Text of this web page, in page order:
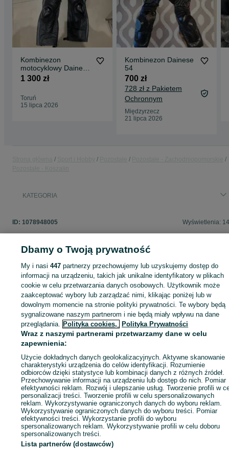
Kombinezon
motocyklowy Dainese
jak nowy size 54 (52)
1 300 zł
Toruń
15 lipca 2026
Kombinezon Dainese
54
700 zł
728 zł z Pakietem
Ochronnym
Międzyrzecz
21 lipca 2026
KATEGORIA
ID: 1078948005 Wyświetlenia:
Zaloguj się lub załóż konto na OLX, aby skontaktować się z
sprzedającym
Zaloguj się / Załóż konto
Kup
Dbamy o Twoją prywatność
My i nasi447 partnerzy przechowujemy lub uzyskujemy dostęp do
informacji na urządzeniu, takich jak unikalne identyfikatory w plikach
cookie w celu przetwarzania danych osobowych. Użytkownik może
zaakceptować wybory lub zarządzać nimi, klikając poniżej lub w
dowolnym momencie na stronie polityki prywatności. Te wybory będą
sygnalizowane naszym partnerom i nie będą miały wpływu na dane
przeglądania. Polityka cookies, Polityka Prywatności
Wraz z naszymi partnerami przetwarzamy dane w celu
zapewnienia:
Użycie dokładnych danych geolokalizacyjnych. Aktywne skanowanie
charakterystyki urządzenia do celów identyfikacji. Rozumienie
odbiorców dzięki statystyce lub kombinacji danych z różnych źródeł.
Przechowywanie informacji na urządzeniu lub dostęp do nich. Pomiar
efektywności reklam. Rozwój i ulepszanie usług. Tworzenie profili w
personalizacji treści. Tworzenie profili w celu spersonalizowanych
reklam. Wykorzystywanie ograniczonych danych do wyboru reklam.
Wykorzystywanie ograniczonych danych do wyboru treści. Pomiar
efektywności treści. Wykorzystanie profili do wyboru
spersonalizowanych reklam. Wykorzystywanie profili w celu doboru
spersonalizowanych treści.
Lista partnerów (dostawców)